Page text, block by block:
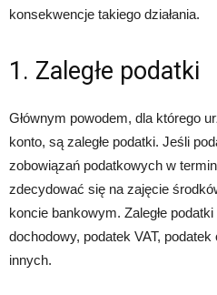
konsekwencje takiego działania.
1. Zaległe podatki
Głównym powodem, dla którego
konto, są zaległe podatki. Jeśli
zobowiązań podatkowych w
zdecydować się na zajęcie
koncie bankowym. Zaległe
dochodowy, podatek VAT,
innych.